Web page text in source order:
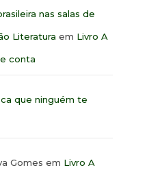
nas salas de
Literatura em Livro A
conta
que ninguém te
Gomes em Livro A